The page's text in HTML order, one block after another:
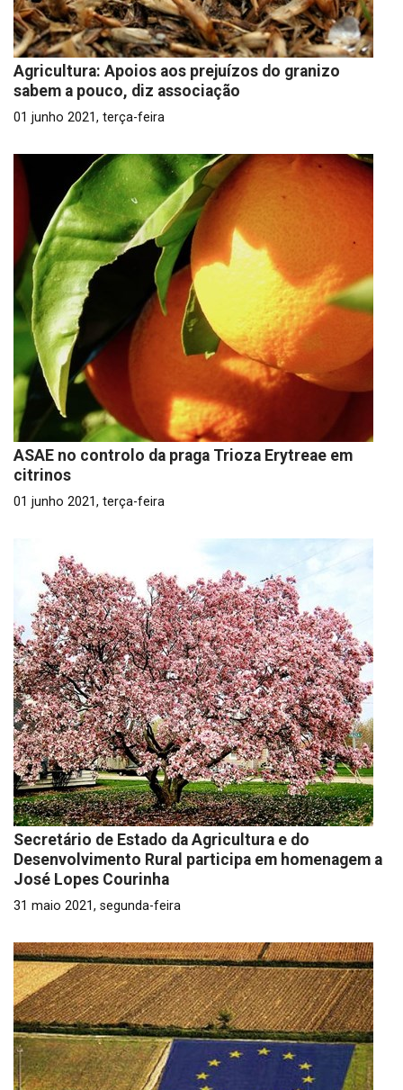
Agricultura: Apoios aos prejuízos do granizo
sabem a pouco, diz associação
01 junho 2021, terça-feira
ASAE no controlo da praga Trioza Erytreae em
citrinos
01 junho 2021, terça-feira
Secretário de Estado da Agricultura e do
Desenvolvimento Rural participa em homenagem a
José Lopes Courinha
31 maio 2021, segunda-feira